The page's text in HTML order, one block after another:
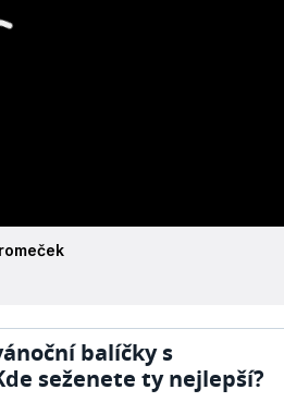
balíčky s
seženete ty nejlepší?